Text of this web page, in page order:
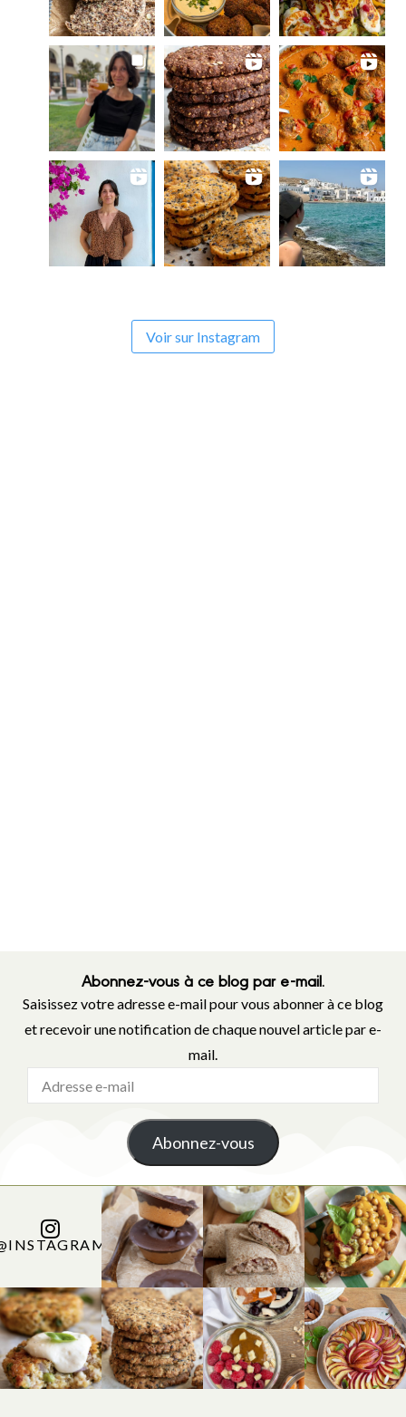
Voir sur Instagram
Abonnez-vous à ce blog par e-mail.
Saisissez votre adresse e-mail pour vous abonner à ce blog
et recevoir une notification de chaque nouvel article par e-
mail.
Abonnez-vous